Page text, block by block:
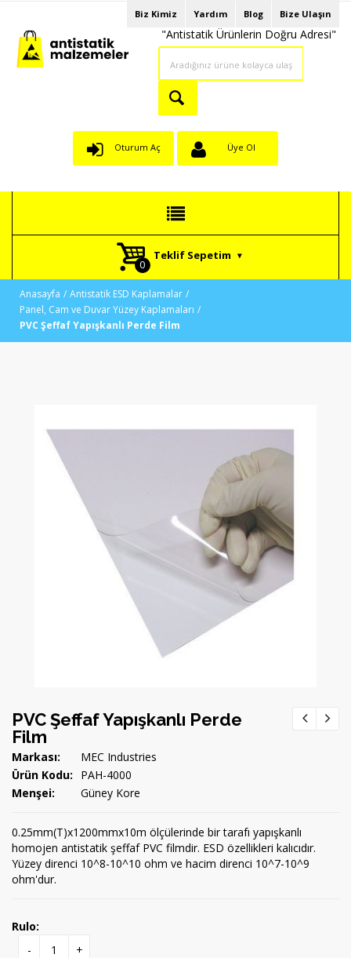
Biz Kimiz Yardım Blog Bize Ulaşın
"Antistatik Ürünlerin Doğru Adresi"
Oturum Aç Üye Ol
Teklif Sepetim
Anasayfa
Antistatik ESD Kaplamalar
Panel, Cam ve Duvar Yüzey Kaplamaları
PVC Şeffaf Yapışkanlı Perde Film
PVC Şeffaf Yapışkanlı Perde
Film
Markası:
MEC Industries
Ürün Kodu:
PAH-4000
Menşei:
Güney Kore
0.25mm(T)x1200mmx10m ölçülerinde bir tarafı yapışkanlı
homojen antistatik şeffaf PVC filmdir. ESD özellikleri kalıcıdır.
Yüzey direnci 10^8-10^10 ohm ve hacim direnci 10^7-10^9
ohm'dur.
Rulo:
-
+